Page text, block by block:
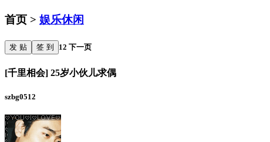
首页 > 娱乐休闲
发 贴 签 到 12 下一页
[千里相会] 25岁小伙儿求偶
szbg0512